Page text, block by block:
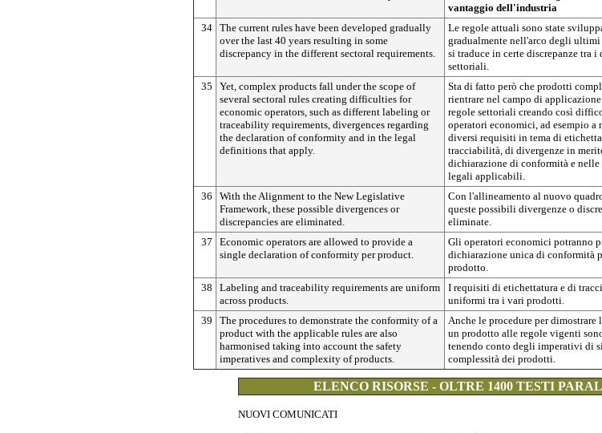
vantaggio dell'industria
34 The current rules have been developed gradually
over the last 40 years resulting in some
discrepancy in the different sectoral requirements.
Le regole attuali sono state
gradualmente nell'arco degli
si traduce in certe discrepanze tra
settoriali.
35
Yet, complex products fall under the scope of
several sectoral rules creating difficulties for
economic operators, such as different labeling or
traceability requirements, divergences regarding
the declaration of conformity and in the legal
definitions that apply.
Sta di fatto però che prodotti
rientrare nel campo di
regole settoriali creando così
operatori economici, ad esempio a
diversi requisiti in tema di
tracciabilità, di divergenze in
dichiarazione di conformità e
legali applicabili.
36
With the Alignment to the New Legislative
Framework, these possible divergences or
discrepancies are eliminated.
Con l'allineamento al nuovo
queste possibili divergenze o
eliminate.
37
Economic operators are allowed to provide a
single declaration of conformity per product.
Gli operatori economici potranno
dichiarazione unica di conformità
prodotto.
38
Labeling and traceability requirements are uniform
across products.
I requisiti di etichettatura e di
uniformi tra i vari prodotti.
39
The procedures to demonstrate the conformity of a
product with the applicable rules are also
harmonised taking into account the safety
imperatives and complexity of products.
Anche le procedure per
un prodotto alle regole vigenti
tenendo conto degli imperativi di
complessità dei prodotti.
ELENCO RISORSE - OLTRE 1400 TESTI
NUOVI COMUNICATI